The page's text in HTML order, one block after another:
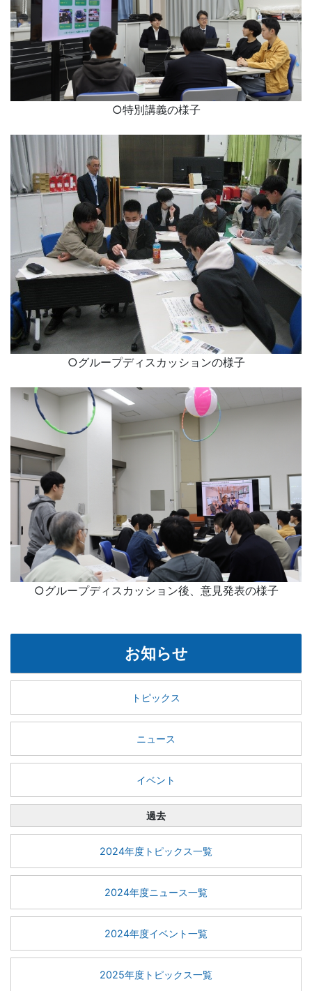
○特別講義の様子
○グループディスカッションの様子
○グループディスカッション後、意見発表の様子
お知らせ
トピックス
ニュース
イベント
過去
2024年度トピックス一覧
2024年度ニュース一覧
2024年度イベント一覧
2025年度トピックス一覧